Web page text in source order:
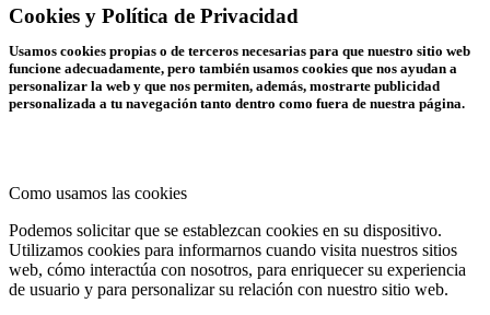
Cookies y Política de Privacidad
Usamos cookies propias o de terceros necesarias para que nuestro sitio web
funcione adecuadamente, pero también usamos cookies que nos ayudan a
personalizar la web y que nos permiten, además, mostrarte publicidad
personalizada a tu navegación tanto dentro como fuera de nuestra página.
Como usamos las cookies
Podemos solicitar que se establezcan cookies en su dispositivo.
Utilizamos cookies para informarnos cuando visita nuestros sitios
web, cómo interactúa con nosotros, para enriquecer su experiencia
de usuario y para personalizar su relación con nuestro sitio web.